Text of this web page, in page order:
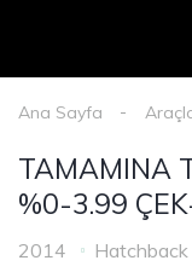
Ana Sayfa
TAMAMINA
%0-3.99
2014 Hatchback